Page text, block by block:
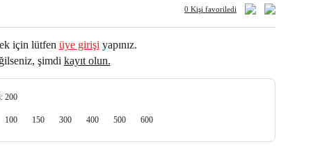
0 Kişi favoriledi
için lütfen üye girişi yapınız.
şimdi kayıt olun.
200
100 150 300 400 500 600